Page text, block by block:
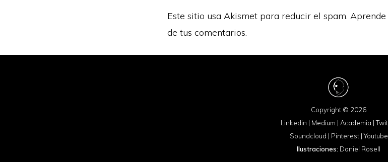
Este sitio usa Akismet para reducir el spam. Aprende
de tus comentarios.
Copyright © 2026
Linkedin | Medium | Academia |
Soundcloud | Pinterest|Youtube
Ilustraciones: Daniel Rosell